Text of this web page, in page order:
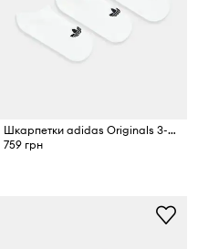
Шкарпетки adidas Originals 3-pack
759 грн